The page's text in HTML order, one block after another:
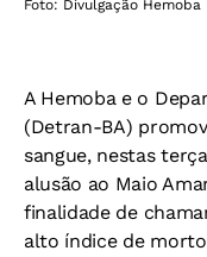
Foto: Divulgação Hemoba
A Hemoba e o
(Detran-BA)
sangue, nestas
alusão ao Maio
finalidade de
alto índice de